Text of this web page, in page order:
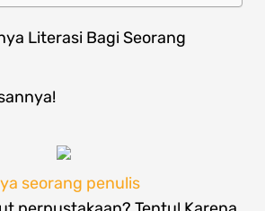
Literasi Bagi Seorang
seorang penulis